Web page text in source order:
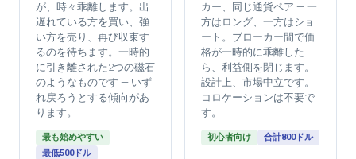
が、時々乖離します。出
遅れている方を買い、強
い方を売り、再び収束す
るのを待ちます。一時的
に引き離された2つの磁石
のようなものです — いず
れ戻ろうとする傾向があ
ります。
最も始めやすい
最低500ドル
カー、同じ通貨ペア — 一
方はロング、一方はショ
ート。ブローカー間で価
格が一時的に乖離した
ら、利益側を閉じます。
設計上、市場中立です。
コロケーションは不要で
す。
初心者向け 合計800ドル